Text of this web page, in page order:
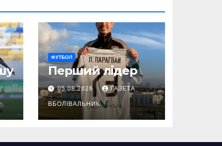
ФУТБОЛ
Перший лідер
05.08.2026 ГАЗЕТА
ВБОЛІВАЛЬНИК